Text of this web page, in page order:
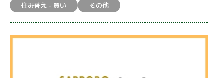
住み替え - 買い
その他